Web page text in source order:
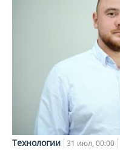
Технологии 31 июл, 00:00